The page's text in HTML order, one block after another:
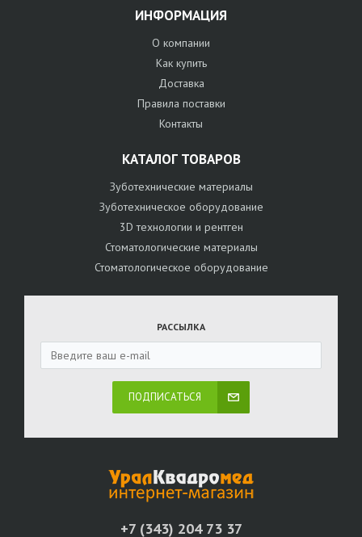
ИНФОРМАЦИЯ
О компании
Как купить
Доставка
Правила поставки
Контакты
КАТАЛОГ ТОВАРОВ
Зуботехнические материалы
Зуботехническое оборудование
3D технологии и рентген
Стоматологические материалы
Стоматологическое оборудование
РАССЫЛКА
ПОДПИСАТЬСЯ
+7 (343) 204 73 37